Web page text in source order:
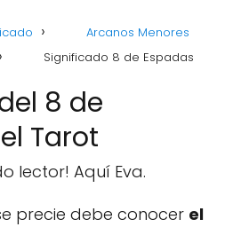
Arcanos Menores
Significado 8 de Espadas
8 de
Tarot
lector! Aquí Eva.
precie debe conocer el